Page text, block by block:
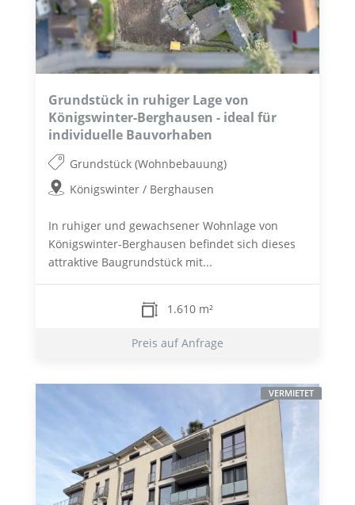
Grundstück in ruhiger Lage von
Königswinter-Berghausen - ideal für
individuelle Bauvorhaben
Grundstück (Wohnbebauung)
Königswinter / Berghausen
In ruhiger und gewachsener Wohnlage von
Königswinter-Berghausen befindet sich dieses
attraktive Baugrundstück mit...
1.610 m²
Preis auf Anfrage
VERMIETET